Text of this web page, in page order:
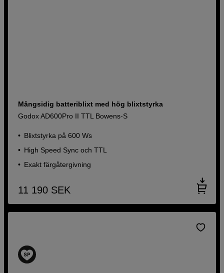
Mångsidig batteriblixt med hög blixtstyrka
Godox AD600Pro II TTL Bowens-S
Blixtstyrka på 600 Ws
High Speed Sync och TTL
Exakt färgåtergivning
11 190 SEK